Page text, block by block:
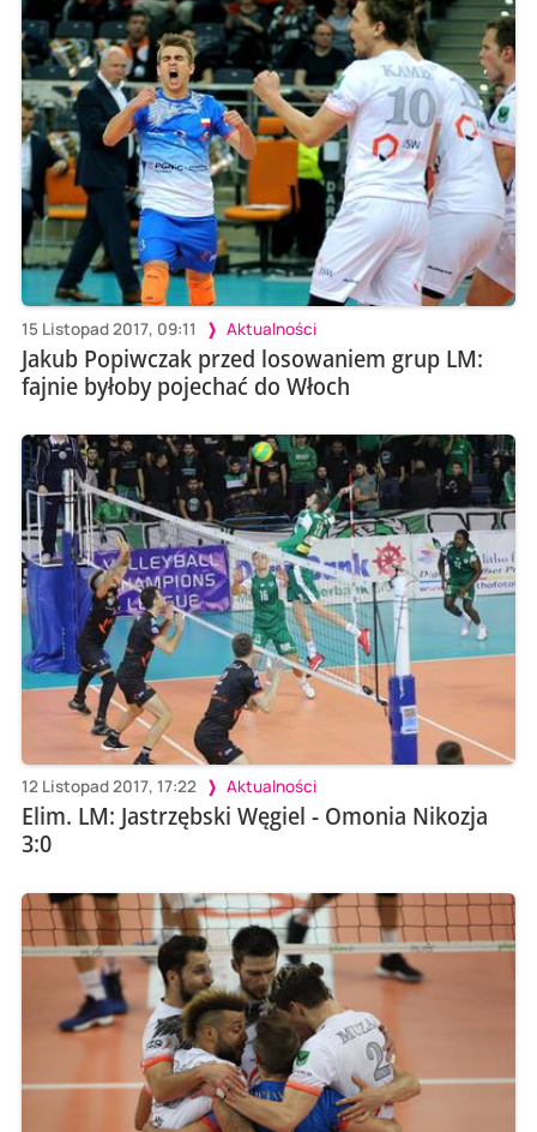
15 Listopad 2017, 09:11 Aktualności
Jakub Popiwczak przed losowaniem grup LM:
fajnie byłoby pojechać do Włoch
12 Listopad 2017, 17:22 Aktualności
Elim. LM: Jastrzębski Węgiel - Omonia Nikozja
3:0